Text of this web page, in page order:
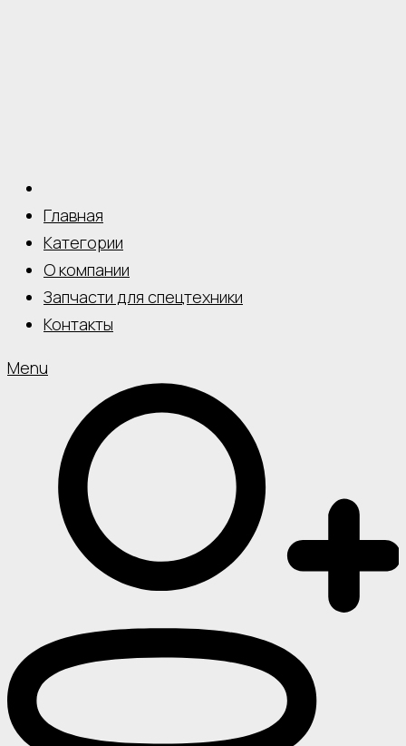
Главная
Категории
О компании
Запчасти для спецтехники
Контакты
Menu